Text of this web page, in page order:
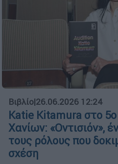
Βιβλίο|26.06.2026 12:24
Katie Kitamura στο
Χανίων: «Οντισιόν»,
τους ρόλους που
σχέση